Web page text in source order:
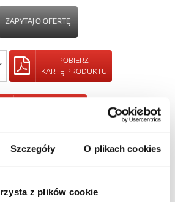
Szczegóły O plikach cookies
z plików cookie
ZAPYTAJ O OFERTĘ
POBIERZ
KARTĘ PRODUKTU